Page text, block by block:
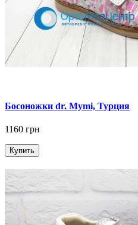
Босоножки dr. Mymi, Турция
1160 грн
Купить